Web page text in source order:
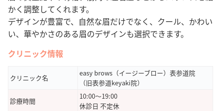
かく調整してくれます。
デザインが豊富で、自然な眉だけでなく、クール、かわい
い、華やかさのある眉のデザインも選択できます。
クリニック情報
クリニック名
easy brows（イージーブロー）表参道院
（旧表参道keyaki院）
診療時間
10:00〜19:00
休診日 不定休